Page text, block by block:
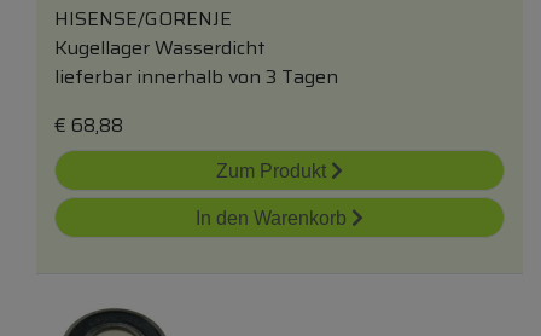
HISENSE/GORENJE
Kugellager Wasserdicht
lieferbar innerhalb von 3 Tagen
€ 68,88
Zum Produkt
In den Warenkorb